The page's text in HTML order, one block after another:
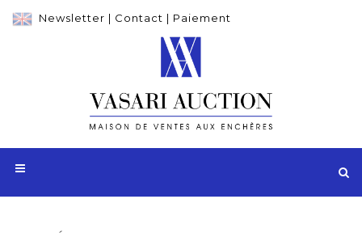
Newsletter | Contact | Paiement